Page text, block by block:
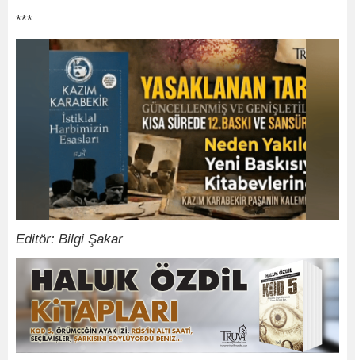
***
Editör: Bilgi Şakar